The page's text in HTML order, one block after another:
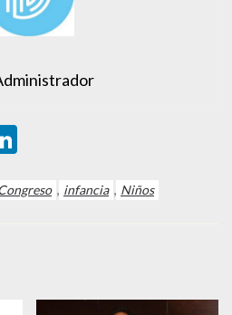
, infancia , Niños